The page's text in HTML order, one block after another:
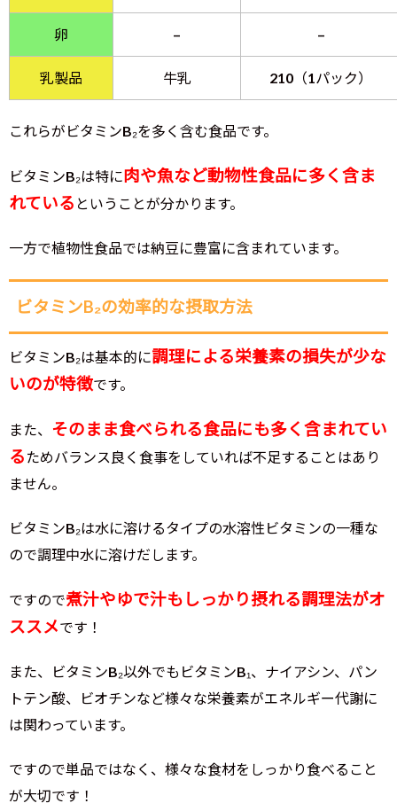
卵 – –
乳製品 牛乳 210（1パック）
これらがビタミンB₂を多く含む食品です。
ビタミンB₂は特に肉や魚など動物性食品に多く含ま
れている ということが分かります。
一方で植物性食品では納豆に豊富に含まれています。
ビタミンB₂の効率的な摂取方法
ビタミンB₂は基本的に調理による栄養素の損失が少な
いのが特徴です。
また、
そのまま食べられる食品にも多く含まれてい
る ためバランス良く食事をしていれば不足することはあり
ません。
ビタミンB₂は水に溶けるタイプの水溶性ビタミンの一種な
ので調理中水に溶けだします。
ですので煮汁やゆで汁もしっかり摂れる調理法がオ
ススメです！
また、ビタミンB₂以外でもビタミンB₁、ナイアシン、パン
トテン酸、ビオチンなど様々な栄養素がエネルギー代謝に
は関わっています。
ですので単品ではなく、様々な食材をしっかり食べること
が大切です！